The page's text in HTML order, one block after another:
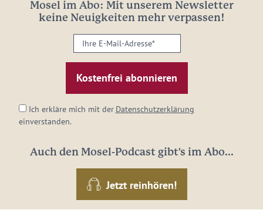
Mosel im Abo: Mit unserem Newsletter
keine Neuigkeiten mehr verpassen!
Ihre
E-
Mail-
Adresse:
Ich erkläre mich mit der Datenschutzerklärung
einverstanden.
Auch den Mosel-Podcast gibt's im Abo...
Jetzt reinhören!